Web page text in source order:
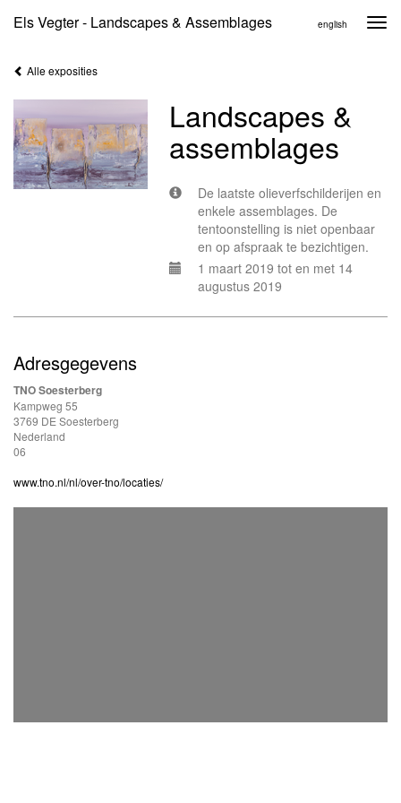
Els Vegter - Landscapes & Assemblages english
Alle exposities
Landscapes &
assemblages
De laatste olieverfschilderijen en
enkele assemblages. De
tentoonstelling is niet openbaar
en op afspraak te bezichtigen.
1 maart 2019 tot en met 14
augustus 2019
Adresgegevens
TNO Soesterberg
Kampweg 55
3769 DE Soesterberg
Nederland
06
www.tno.nl/nl/over-tno/locaties/